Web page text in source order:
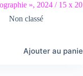
», 2024 / 15 x 20
Non classé
Ajouter au panier